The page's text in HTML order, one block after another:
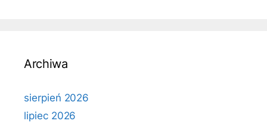
Archiwa
sierpień 2026
lipiec 2026